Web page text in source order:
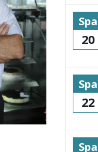
Spa
20
Spa
22
Spa